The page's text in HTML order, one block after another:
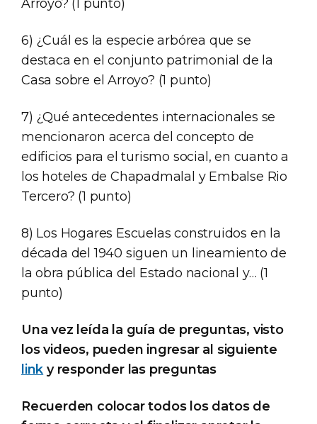
Arroyo? (1 punto)
6) ¿Cuál es la especie arbórea que se
destaca en el conjunto patrimonial de la
Casa sobre el Arroyo? (1 punto)
7) ¿Qué antecedentes internacionales se
mencionaron acerca del concepto de
edificios para el turismo social, en cuanto a
los hoteles de Chapadmalal y Embalse Rio
Tercero? (1 punto)
8) Los Hogares Escuelas construidos en la
década del 1940 siguen un lineamiento de
la obra pública del Estado nacional y… (1
punto)
Una vez leída la guía de preguntas, visto
los videos, pueden ingresar al siguiente
link y responder las preguntas
Recuerden colocar todos los datos de